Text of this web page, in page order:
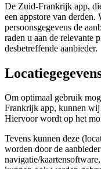
De Zuid-Frankrijk app,
een appstore van
persoonsgegevens de
raden u aan de relevante
desbetreffende aanbieder.
Om optimaal gebruik
Frankrijk app, kunnen wij
Hiervoor wordt op het
Tevens kunnen deze
worden door de
navigatie/